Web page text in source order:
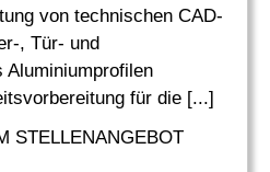
von technischen CAD-
, Tür- und
Aluminiumprofilen
für die [...]
STELLENANGEBOT